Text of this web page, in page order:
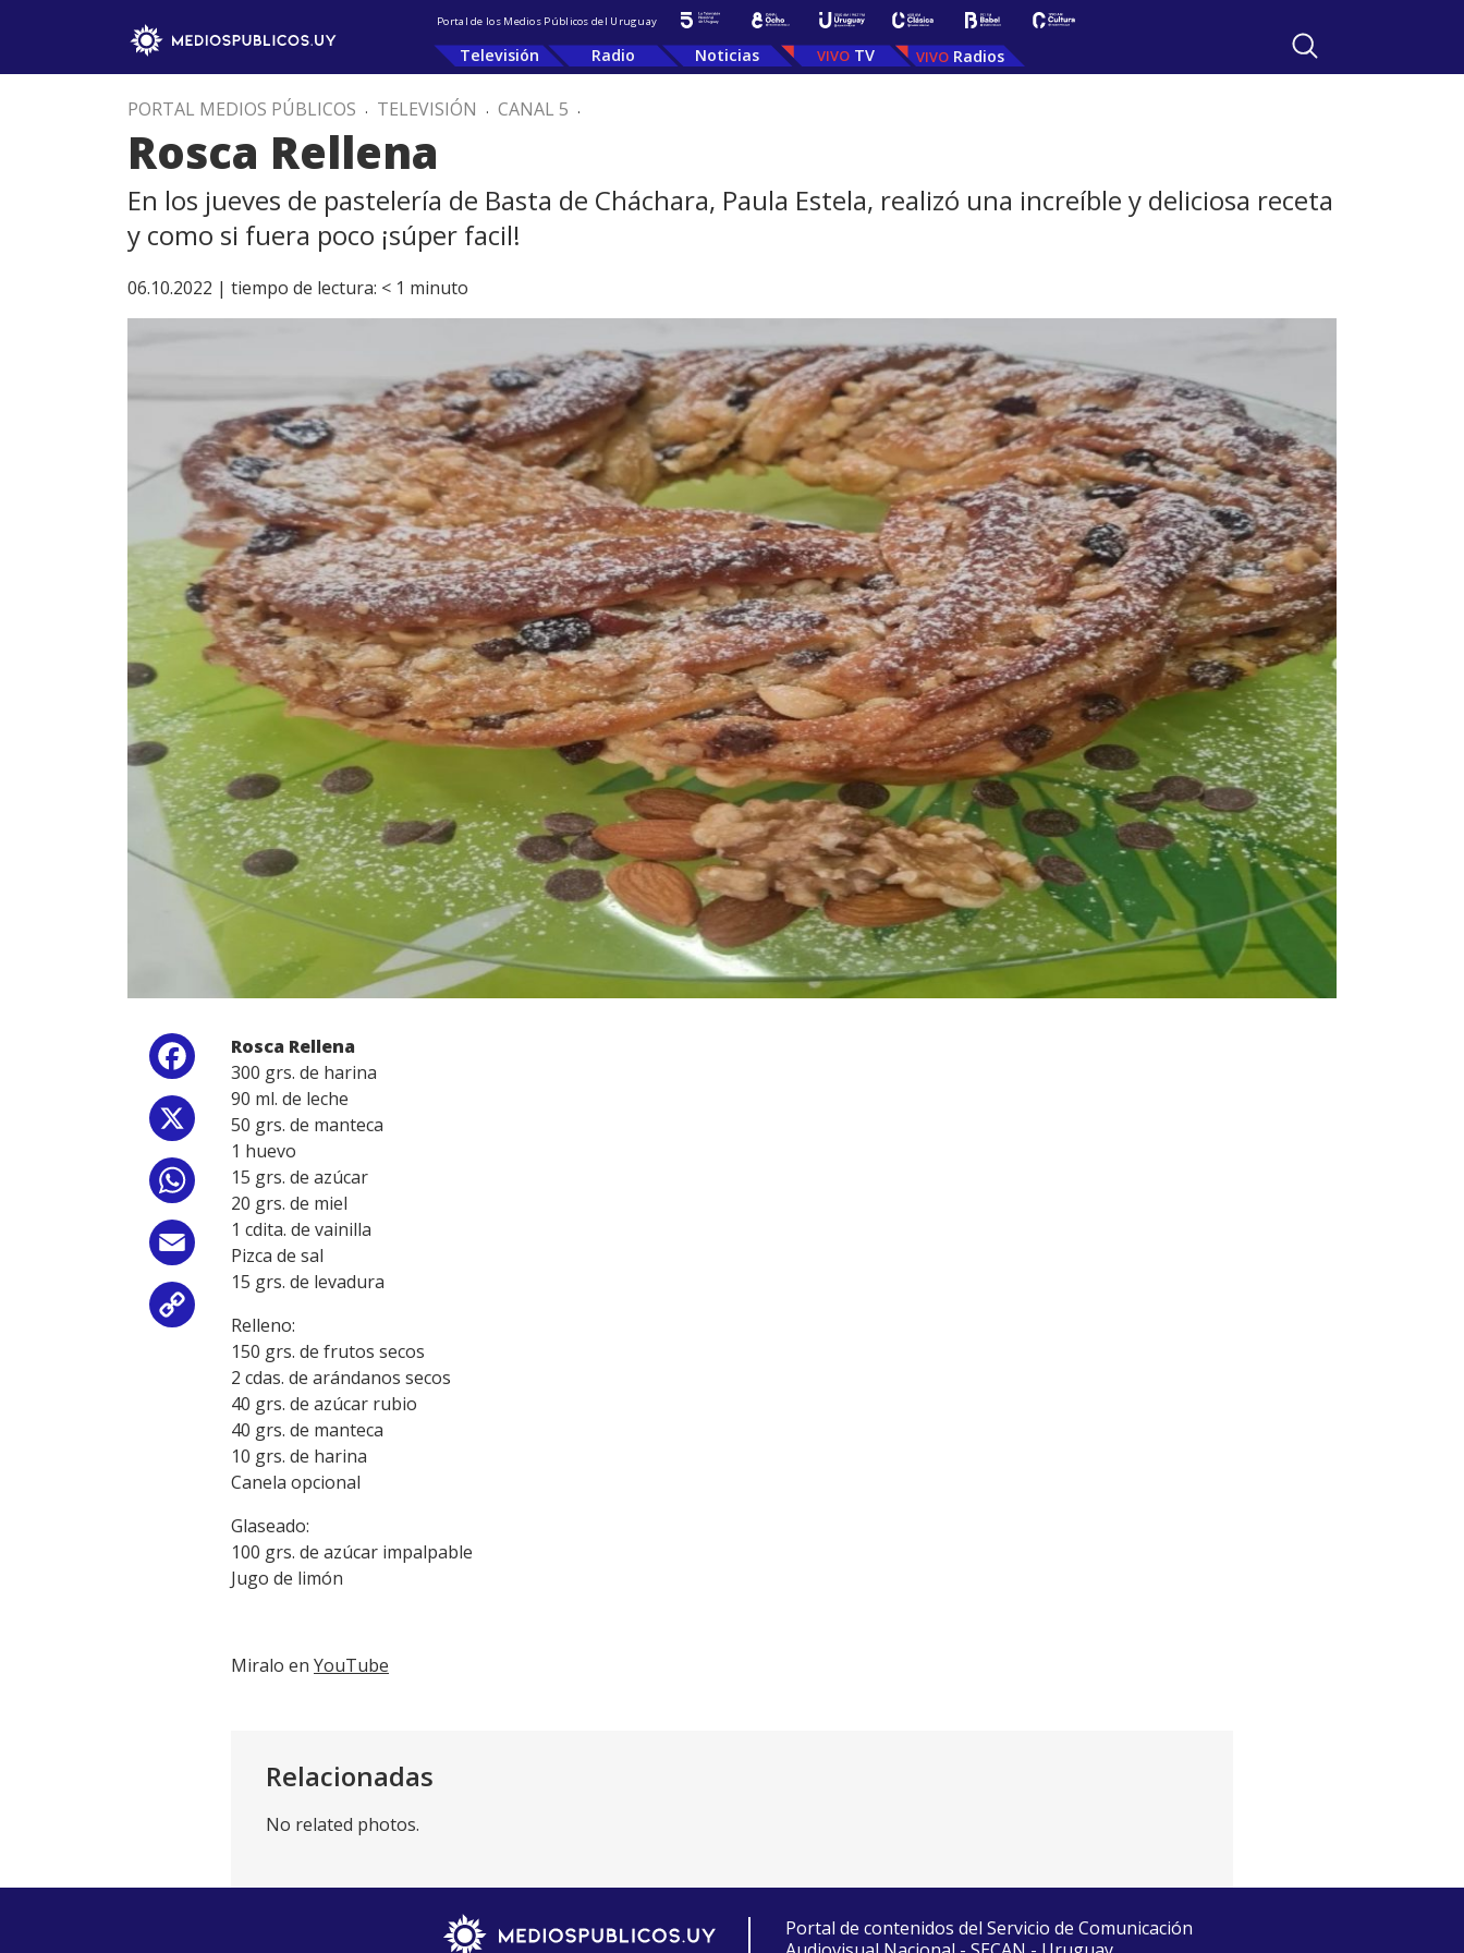
Portal de los Medios Públicos del Uruguay
Televisión Radio Noticias TV Radios
PORTAL MEDIOS PÚBLICOS . TELEVISIÓN . CANAL 5 .
Rosca Rellena
En los jueves de pastelería de Basta de Cháchara, Paula Estela, realizó una increíble y deliciosa receta
y como si fuera poco ¡súper facil!
06.10.2022 | tiempo de lectura: < 1 minuto
Facebook
WhatsApp
Email
Link
Rosca Rellena
300 grs. de harina
90 ml. de leche
50 grs. de manteca
1 huevo
15 grs. de azúcar
20 grs. de miel
1 cdita. de vainilla
Pizca de sal
15 grs. de levadura
Relleno:
150 grs. de frutos secos
2 cdas. de arándanos secos
40 grs. de azúcar rubio
40 grs. de manteca
10 grs. de harina
Canela opcional
Glaseado:
100 grs. de azúcar impalpable
Jugo de limón
Miralo en YouTube
Relacionadas
No related photos.
Portal de contenidos del Servicio de Comunicación